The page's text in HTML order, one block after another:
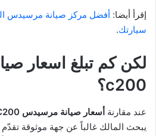
إقرأ أيضا: أفضل مركز صيانة مرسيدس
سيارتك.
لكن كم تبلغ اسعار
c200؟
عند مقارنة أسعار صيانة مرسيدس C200
يبحث المالك غالباً عن جهة موثوقة